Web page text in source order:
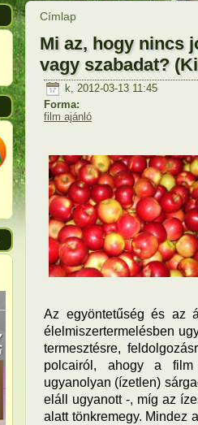
Címlap
Mi az, hogy nincs
vagy szabadat?
k, 2012-03-13 11:45
Forma:
film ajánló
Az egyöntetűség és az
élelmiszertermelésben
termesztésre,
polcairól, ahogy a
ugyanolyan (ízetlen)
eláll ugyanott -, míg az
alatt tönkremegy. Mindez